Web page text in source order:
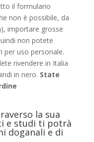
il formulario
non è possibile, da
), importare grosse
non potete
per uso personale.
rivendere in Italia
in nero. State
la sua
e studi ti potrà
doganali e di